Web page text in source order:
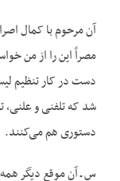
آن مرحوم با کمال
مصراً این را از من
دست در کار تنظیم
شد که تلفنی و علنی،
دستوری هم می‌کنند.
س ـ آن موقع دیگر